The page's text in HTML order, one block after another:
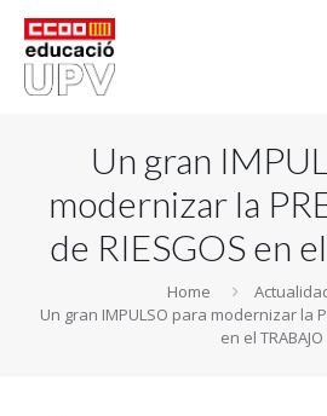
Un gran
modernizar la
de RIESGOS en
Home
Un gran IMPULSO para modernizar la
en el TRABAJO